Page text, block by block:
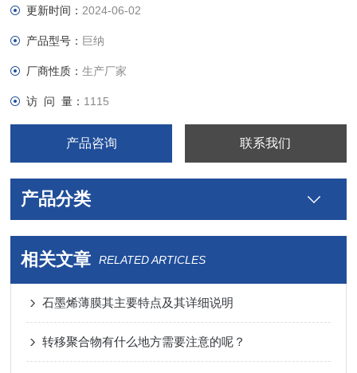
Dispersant: surfactant
更新时间： 2024-06-02
产品型号： 巨纳
厂商性质：生产厂家
访 问 量： 1115
产品咨询 联系我们
产品分类
相关文章 RELATED ARTICLES
石墨烯薄膜其主要特点及其详细说明
转移聚合物有什么地方需要注意的呢？